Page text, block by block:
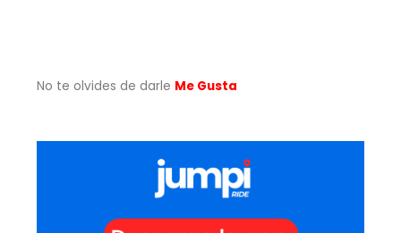
No te olvides de darle Me Gusta